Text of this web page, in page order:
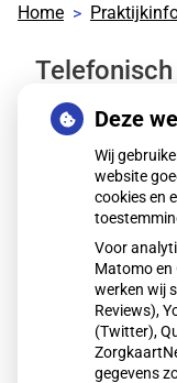
Home
Voor eenvoudige
telefoon Dat
praktijk hoeft te
spreekuur op
Hoe werkt
De assistente
zelf helpen.
aan de huisarts.
de assistente
Deze
Wij
website
cookies en
Voor
Matomo en
werken wij
Reviews),
(Twitter),
gegevens